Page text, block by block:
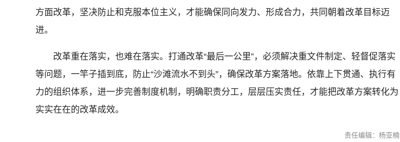
方面改革，坚决防止和克服本位主义，才能确保同向发力、形成合力，共同朝着改革目标迈
进。
改革重在落实，也难在落实。打通改革“最后一公里”，必须解决重文件制定、轻督促落实
等问题，一竿子插到底，防止“沙滩流水不到头”，确保改革方案落地。依靠上下贯通、执行有
力的组织体系，进一步完善制度机制，明确职责分工，层层压实责任，才能把改革方案转化为
实实在在的改革成效。
责任编辑：杨亚楠